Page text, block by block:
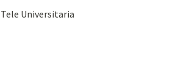
Tele Universitaria